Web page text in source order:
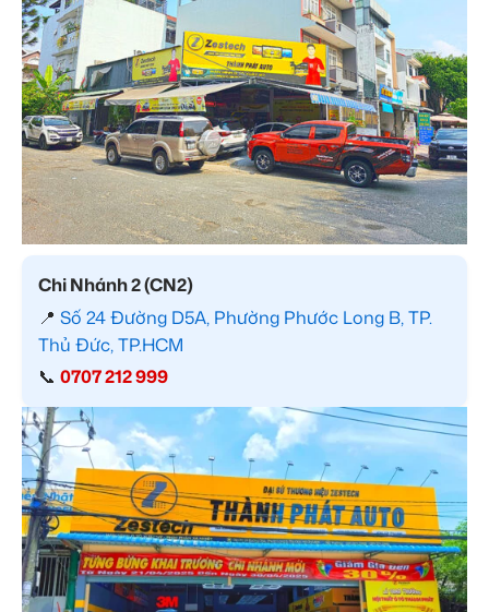
Chi Nhánh 2 (CN2)
📍 Số 24 Đường D5A, Phường Phước Long B, TP.
Thủ Đức, TP.HCM
📞 0707 212 999